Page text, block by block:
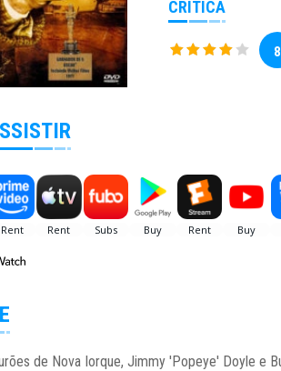
CRÍTICA
8
de Nova Iorque, Jimmy 'Popeye' Doyle e